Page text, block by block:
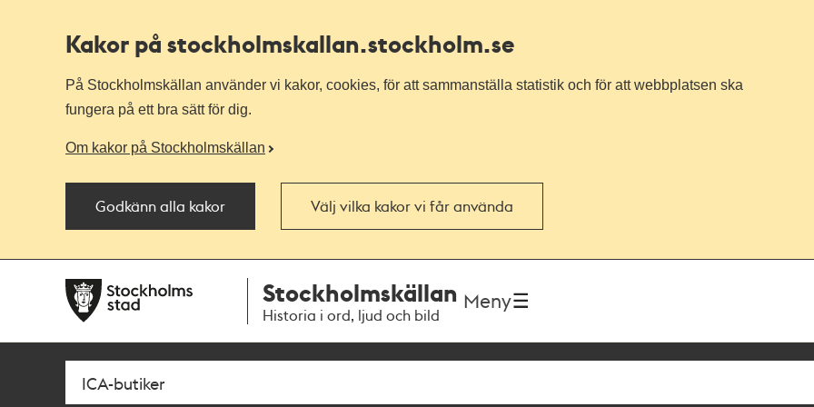
Kakor på stockholmskallan.stockholm.se
På Stockholmskällan använder vi kakor, cookies, för att sammanställa statistik och för att webbplatsen ska
fungera på ett bra sätt för dig.
Om kakor på Stockholmskällan
Godkänn alla kakor Välj vilka kakor vi får använda
navigationen
huvudinnehållet
Stockholmskällan
Historia i ord, ljud och bild
Meny
Sök